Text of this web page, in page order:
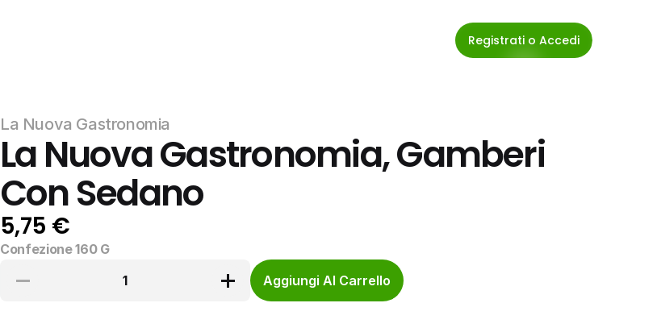
Registrati o Accedi
La Nuova Gastronomia
La Nuova Gastronomia, Gamberi
Con Sedano
5,75 €
Confezione 160 G
1
Aggiungi Al Carrello